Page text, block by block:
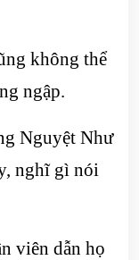
không thể
ngập.
Nguyệt Như
nghĩ gì nói
viên dẫn họ